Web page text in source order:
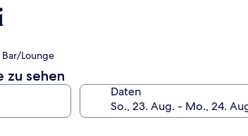
Lounge
zu sehen
Daten